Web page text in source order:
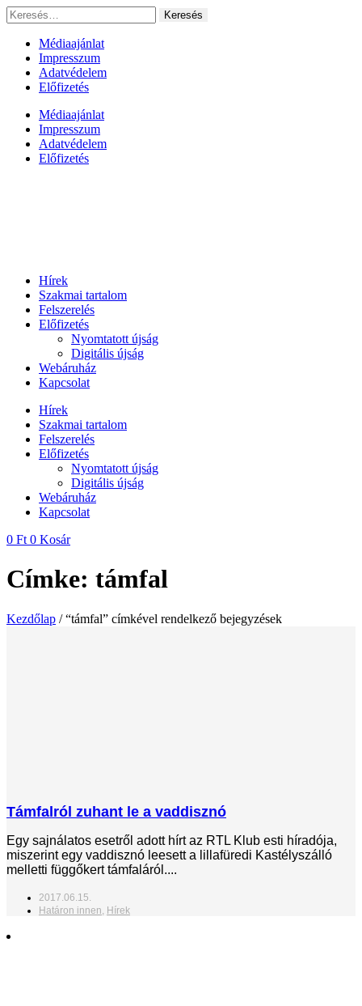
Ugrás
a
tartalomhoz
Keresés:
Médiaajánlat
Impresszum
Adatvédelem
Előfizetés
Médiaajánlat
Impresszum
Adatvédelem
Előfizetés
Hírek
Szakmai tartalom
Felszerelés
Előfizetés
Nyomtatott újság
Digitális újság
Webáruház
Kapcsolat
Hírek
Szakmai tartalom
Felszerelés
Előfizetés
Nyomtatott újság
Digitális újság
Webáruház
Kapcsolat
0 Ft 0 Kosár
Címke: támfal
Kezdőlap / “támfal” címkével rendelkező bejegyzések
Támfalról zuhant le a vaddisznó
Egy sajnálatos esetről adott hírt az RTL Klub esti híradója,
miszerint egy vaddisznó leesett a lillafüredi Kastélyszálló
melletti függőkert támfaláról....
2017.06.15.
Határon innen, Hírek